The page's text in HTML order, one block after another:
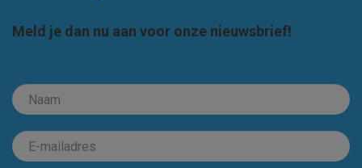
Meld je dan nu aan voor onze nieuwsbrief!